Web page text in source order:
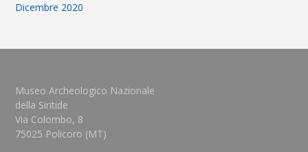
Dicembre 2020
Museo Archeologico Nazionale
della Siritide
Via Colombo, 8
75025 Policoro (MT)